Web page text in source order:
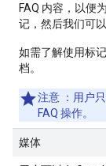
FAQ 内容，以便
记，然后我们可
如需了解使用标
档。
注意 ：用户
FAQ 操作。
媒体